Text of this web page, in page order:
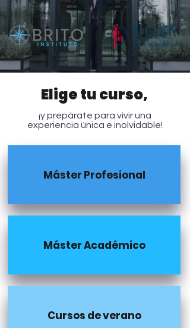
Elige tu curso,
¡y prepárate para vivir una
experiencia única e inolvidable!
Máster Profesional
Máster Académico
Cursos de verano